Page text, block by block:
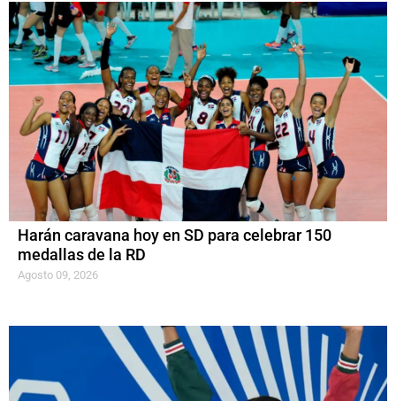
Harán caravana hoy en SD para celebrar 150
medallas de la RD
Agosto 09, 2026